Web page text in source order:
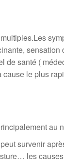
de santé (
le plus
survenir
les